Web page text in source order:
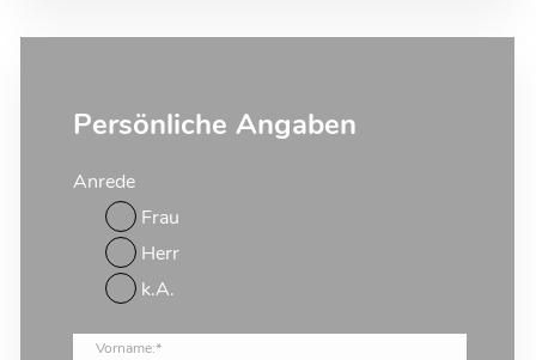
Persönliche Angaben
Anrede
Frau
Herr
k.A.
Vorname:*